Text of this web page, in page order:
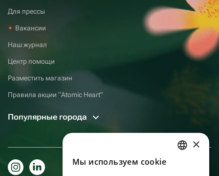
Для прессы
Вакансии
Наш журнал
Центр помощи
Разместить магазин
Правила акции “Atomic Heart”
Популярные города
×
Мы используем сookie